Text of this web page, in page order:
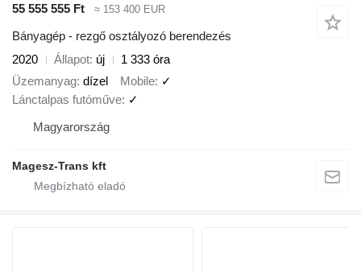
55 555 555 Ft
≈ 153 400 EUR
Bányagép - rezgő osztályozó berendezés
2020
Állapot új
1 333 óra
Üzemanyag dízel Mobile ✓
Lánctalpas futóműve ✓
Magyarország
Magesz-Trans kft